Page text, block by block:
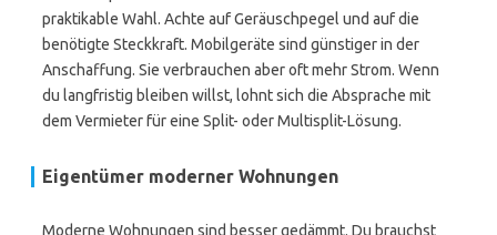
praktikable Wahl. Achte auf Geräuschpegel und auf die
benötigte Steckkraft. Mobilgeräte sind günstiger in der
Anschaffung. Sie verbrauchen aber oft mehr Strom. Wenn
du langfristig bleiben willst, lohnt sich die Absprache mit
dem Vermieter für eine Split- oder Multisplit-Lösung.
Eigentümer moderner Wohnungen
Moderne Wohnungen sind besser gedämmt. Du brauchst